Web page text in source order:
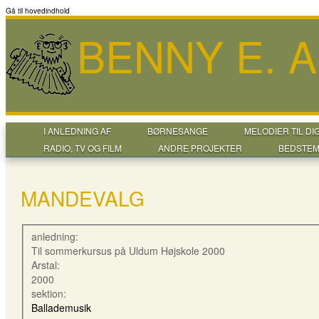
Gå til hovedindhold
BENNY E.
I ANLEDNING AF BØRNESANGE
MELODIER TIL
RADIO, TV OG FILM
ANDRE PROJEKTER
MANDEVALG
anledning:
Til sommerkursus på Uldum Højskole 2000
Arstal:
2000
sektion:
Ballademusik